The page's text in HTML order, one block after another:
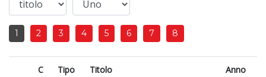
1 2 3 4 5 6 7 8
C Tipo Titolo Anno